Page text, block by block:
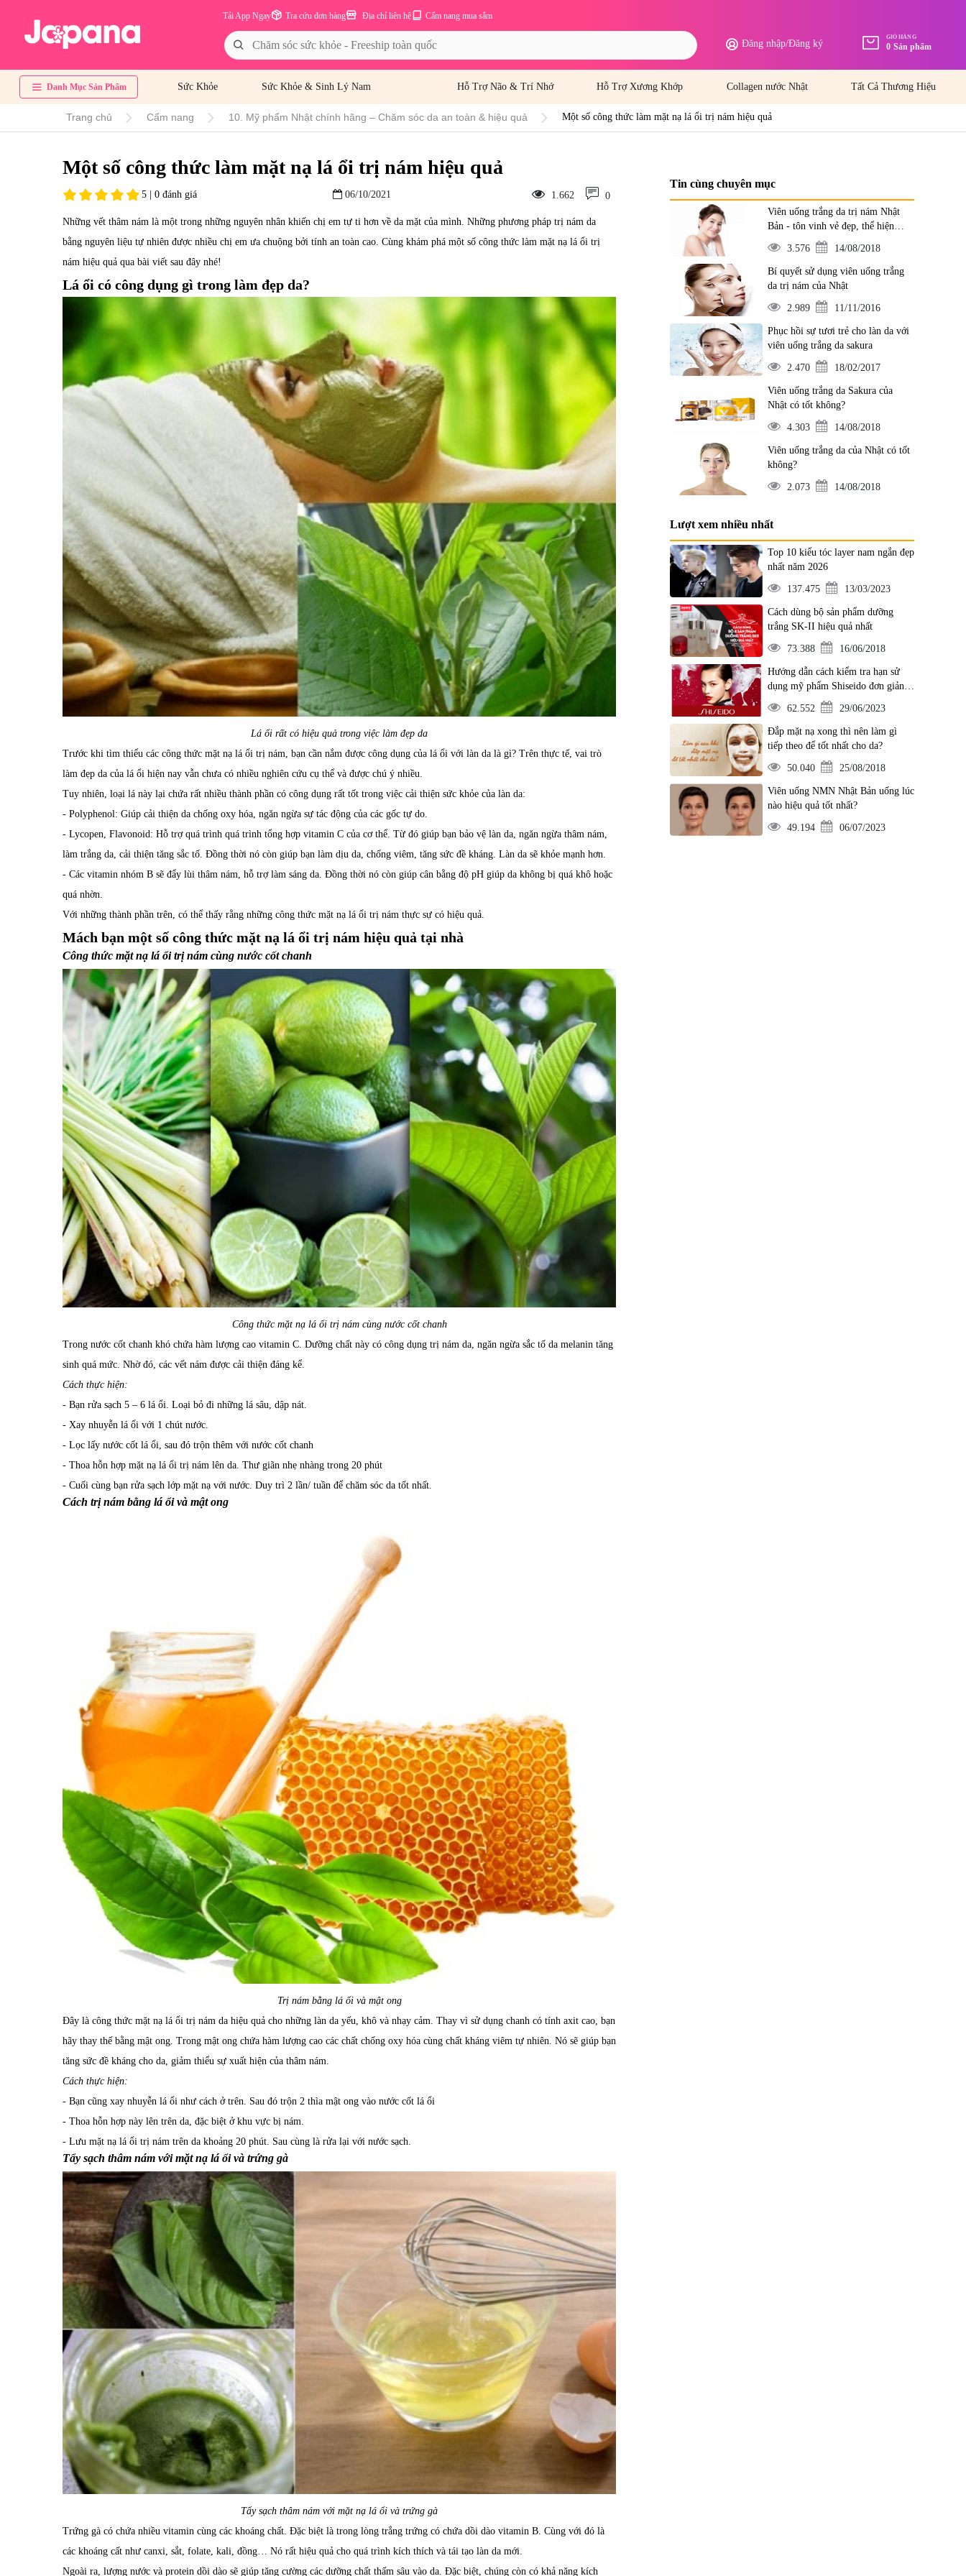
Cẩm nang mua sắm
Địa chỉ liên hệ
Tra cứu đơn hàng
Tải App Ngay
Đăng nhập/Đăng ký
GIỎ HÀNG
0 Sản phẩm
Danh Mục Sản Phẩm Sức Khỏe Sức Khỏe & Sinh Lý Nam Hỗ Trợ Não & Trí Nhớ Hỗ Trợ Xương Khớp Collagen nước Nhật Tất Cả Thương Hiệu
Trang chủ Cẩm nang 10. Mỹ phẩm Nhật chính hãng – Chăm sóc da an toàn & hiệu quả Một số công thức làm mặt nạ lá ổi trị nám hiệu quả
Một số công thức làm mặt nạ lá ổi trị nám hiệu quả
5 | 0 đánh giá 06/10/2021 1.662 0
Những vết thâm nám là một trong những nguyên nhân khiến chị em tự ti hơn về da mặt của mình. Những phương pháp trị nám da
bằng nguyên liệu tự nhiên được nhiều chị em ưa chuộng bởi tính an toàn cao. Cùng khám phá một số công thức làm mặt nạ lá ổi trị
nám hiệu quả qua bài viết sau đây nhé!
Lá ổi có công dụng gì trong làm đẹp da?
Lá ổi rất có hiệu quả trong việc làm đẹp da
Trước khi tìm thiểu các công thức mặt nạ lá ổi trị nám, bạn cần nắm được công dụng của lá ổi với làn da là gì? Trên thực tế, vai trò
làm đẹp da của lá ổi hiện nay vẫn chưa có nhiều nghiên cứu cụ thể và được chú ý nhiều.
Tuy nhiên, loại lá này lại chứa rất nhiều thành phần có công dụng rất tốt trong việc cải thiện sức khỏe của làn da:
- Polyphenol: Giúp cải thiện da chống oxy hóa, ngăn ngừa sự tác động của các gốc tự do.
- Lycopen, Flavonoid: Hỗ trợ quá trình quá trình tổng hợp vitamin C của cơ thể. Từ đó giúp bạn bảo vệ làn da, ngăn ngừa thâm nám,
làm trắng da, cải thiện tăng sắc tố. Đồng thời nó còn giúp bạn làm dịu da, chống viêm, tăng sức đề kháng. Làn da sẽ khỏe mạnh hơn.
- Các vitamin nhóm B sẽ đẩy lùi thâm nám, hỗ trợ làm sáng da. Đồng thời nó còn giúp cân bằng độ pH giúp da không bị quá khô hoặc
quá nhờn.
Với những thành phần trên, có thể thấy rằng những công thức mặt nạ lá ổi trị nám thực sự có hiệu quả.
Mách bạn một số công thức mặt nạ lá ổi trị nám hiệu quả tại nhà
Công thức mặt nạ lá ổi trị nám cùng nước cốt chanh
Công thức mặt nạ lá ổi trị nám cùng nước cốt chanh
Trong nước cốt chanh khó chứa hàm lượng cao vitamin C. Dưỡng chất này có công dụng trị nám da, ngăn ngừa sắc tố da melanin tăng
sinh quá mức. Nhờ đó, các vết nám được cải thiện đáng kể.
Cách thực hiện:
- Bạn rửa sạch 5 – 6 lá ổi. Loại bỏ đi những lá sâu, dập nát.
- Xay nhuyễn lá ổi với 1 chút nước.
- Lọc lấy nước cốt lá ổi, sau đó trộn thêm với nước cốt chanh
- Thoa hỗn hợp mặt nạ lá ổi trị nám lên da. Thư giãn nhẹ nhàng trong 20 phút
- Cuối cùng bạn rửa sạch lớp mặt nạ với nước. Duy trì 2 lần/ tuần để chăm sóc da tốt nhất.
Cách trị nám bằng lá ổi và mật ong
Trị nám bằng lá ổi và mật ong
Đây là công thức mặt nạ lá ổi trị nám da hiệu quả cho những làn da yếu, khô và nhạy cảm. Thay vì sử dụng chanh có tính axit cao, bạn
hãy thay thế bằng mật ong. Trong mật ong chứa hàm lượng cao các chất chống oxy hóa cùng chất kháng viêm tự nhiên. Nó sẽ giúp bạn
tăng sức đề kháng cho da, giảm thiểu sự xuất hiện của thâm nám.
Cách thực hiện:
- Bạn cũng xay nhuyễn lá ổi như cách ở trên. Sau đó trộn 2 thìa mật ong vào nước cốt lá ổi
- Thoa hỗn hợp này lên trên da, đặc biệt ở khu vực bị nám.
- Lưu mặt nạ lá ổi trị nám trên da khoảng 20 phút. Sau cùng là rửa lại với nước sạch.
Tẩy sạch thâm nám với mặt nạ lá ổi và trứng gà
Tẩy sạch thâm nám với mặt nạ lá ổi và trứng gà
Trứng gà có chứa nhiều vitamin cùng các khoáng chất. Đặc biệt là trong lòng trắng trứng có chứa dồi dào vitamin B. Cùng với đó là
các khoáng cất như canxi, sắt, folate, kali, đồng… Nó rất hiệu quả cho quá trình kích thích và tái tạo làn da mới.
Ngoài ra, lượng nước và protein dồi dào sẽ giúp tăng cường các dưỡng chất thấm sâu vào da. Đặc biệt, chúng còn có khả năng kích
Tin cùng chuyên mục
Viên uống trắng da trị nám Nhật
Bản - tôn vinh vẻ đẹp, thể hiện
đẳng cấp
3.576 14/08/2018
Bí quyết sử dụng viên uống trắng
da trị nám của Nhật
2.989 11/11/2016
Phục hồi sự tươi trẻ cho làn da với
viên uống trắng da sakura
2.470 18/02/2017
Viên uống trắng da Sakura của
Nhật có tốt không?
4.303 14/08/2018
Viên uống trắng da của Nhật có tốt
không?
2.073 14/08/2018
Lượt xem nhiều nhất
Top 10 kiểu tóc layer nam ngắn đẹp
nhất năm 2026
137.475 13/03/2023
Cách dùng bộ sản phẩm dưỡng
trắng SK-II hiệu quả nhất
73.388 16/06/2018
Hướng dẫn cách kiểm tra hạn sử
dụng mỹ phẩm Shiseido đơn giản
nhất
62.552 29/06/2023
Đắp mặt nạ xong thì nên làm gì
tiếp theo để tốt nhất cho da?
50.040 25/08/2018
Viên uống NMN Nhật Bản uống lúc
nào hiệu quả tốt nhất?
49.194 06/07/2023